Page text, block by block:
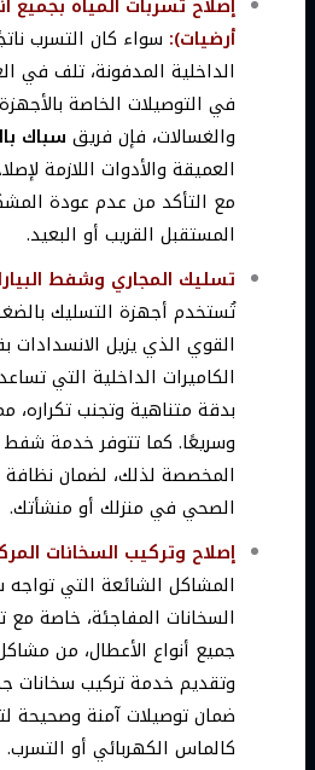
أرضيات): سواء كان التسرب
الداخلية المدفونة، تلف في
في التوصيلات الخاصة
والغسالات، فإن فريق سباك
العميقة والأدوات اللازمة
مع التأكد من عدم عودة
المستقبل القريب أو البعيد.
تسليك المجاري وشفط
تُستخدم أجهزة التسليك
القوي الذي يزيل الانسدادات
الكاميرات الداخلية التي
بدقة متناهية وتجنب تكراره،
وسريعًا. كما تتوفر خدمة شفط
المخصصة لذلك، لضمان
الصحي في منزلك أو منشأتك.
إصلاح وتركيب السخانات
المشاكل الشائعة التي
السخانات المفاجئة، خاصة
جميع أنواع الأعطال، من
وتقديم خدمة تركيب سخانات
ضمان توصيلات آمنة وصحيحة
كالماس الكهربائي أو التسرب.